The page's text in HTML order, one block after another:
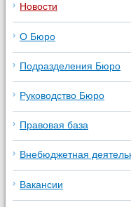
Новости
О Бюро
Подразделения Бюро
Руководство Бюро
Правовая база
Внебюджетная
Вакансии